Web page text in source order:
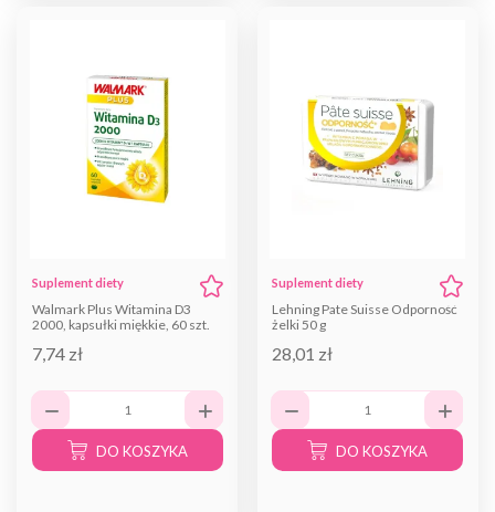
Suplement diety
Walmark Plus Witamina D3
2000, kapsułki miękkie, 60 szt.
7,74 zł
DO KOSZYKA
Suplement diety
Lehning Pate Suisse Odporność
żelki 50 g
28,01 zł
DO KOSZYKA